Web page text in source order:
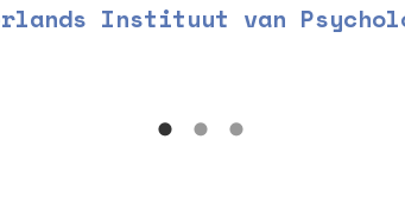
Instituut van